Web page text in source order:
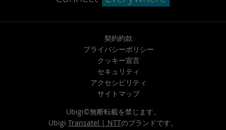
契約約款
プライバシーポリシー
クッキー宣言
セキュリティ
アクセシビリティ
サイトマップ
Ubigi©無断転載を禁じます。
Ubigi Transatel | NTTのブランドです。